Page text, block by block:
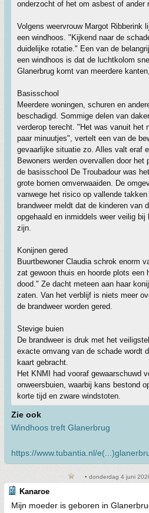
onderzocht of het om asbest of ander
Volgens weervrouw Margot Ribberink
een windhoos. "Kijkend naar de
duidelijke rotatie." Een van de
een windhoos is dat de luchtkolom
Glanerbrug komt van meerdere
Basisschool
Meerdere woningen, schuren en
beschadigd. Sommige delen van
verderop terecht. "Het was vanuit het
paar minuutjes", vertelt een van de
gevaarlijke situatie zo. Alles valt eraf
Bewoners werden overvallen door het
de basisschool De Troubadour was
grote bomen omverwaaiden. De
vanwege het risico op vallende
brandweer meldt dat de kinderen van
opgehaald en inmiddels weer veilig bij
zijn.
Konijnen gered
Buurtbewoner Claudia schrok enorm
zat gewoon thuis en hoorde plots een
dood." Ze dacht meteen aan haar
zaten. Van het verblijf is niets meer
de brandweer worden gered.
Stevige buien
De brandweer is druk met het
exacte omvang van de schade wordt
kaart gebracht.
Het KNMI had vooraf gewaarschuwd
onweersbuien, waarbij kans bestond
korte tijd en zware windstoten.
Zie ook
Windhoos treft Glanerbrug
https://www.tubantia.nl/
• donderdag 4 juni
Kanaroe
Mijn moeder is geboren in